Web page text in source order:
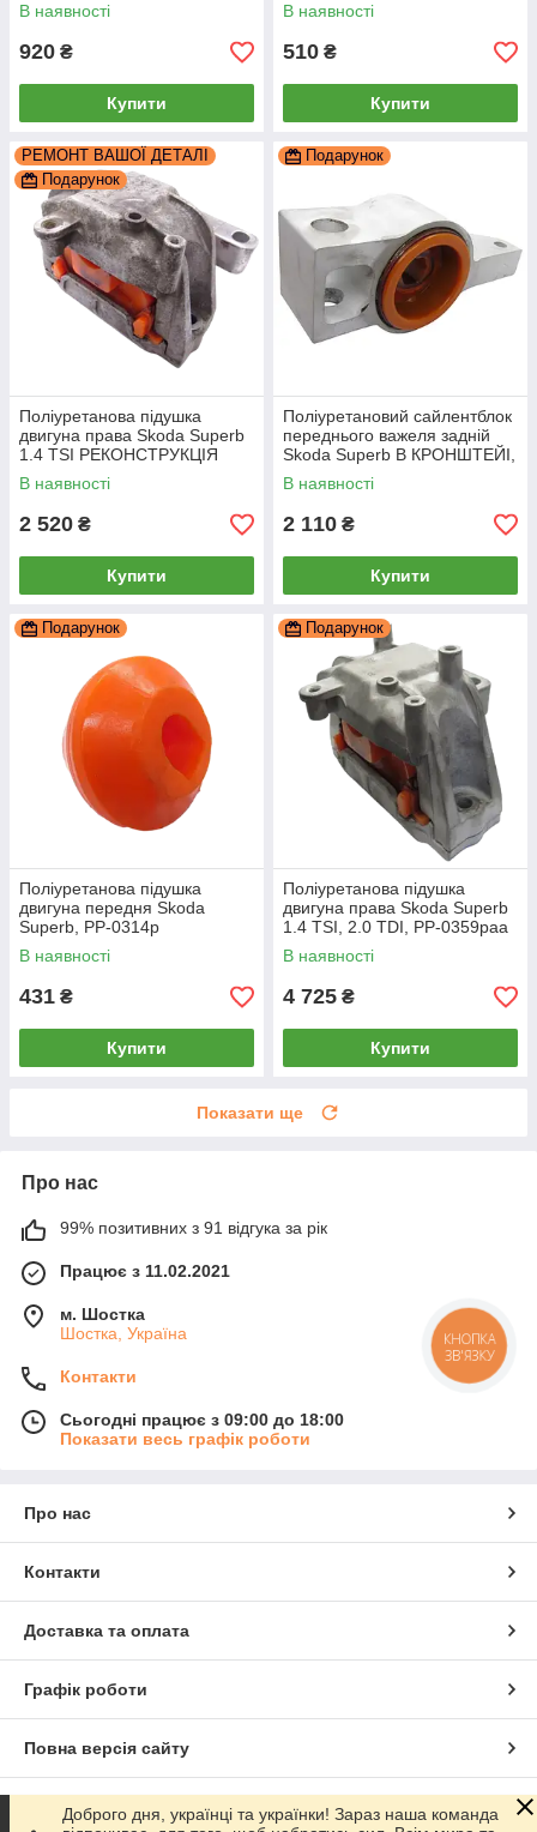
В наявності
920 ₴
Купити
В наявності
510 ₴
Купити
РЕМОНТ ВАШОЇ ДЕТАЛІ
Подарунок
Поліуретанова підушка
двигуна права Skoda Superb
1.4 TSI РЕКОНСТРУКЦІЯ
ВАШОЇ, PP-0359pbe
В наявності
2 520 ₴
Купити
Подарунок
Поліуретановий сайлентблок
переднього важеля задній
Skoda Superb В КРОНШТЕЙІ,
PP-0201da
В наявності
2 110 ₴
Купити
Подарунок
Поліуретанова підушка
двигуна передня Skoda
Superb, PP-0314p
В наявності
431 ₴
Купити
Подарунок
Поліуретанова підушка
двигуна права Skoda Superb
1.4 TSI, 2.0 TDI, PP-0359paa
В наявності
4 725 ₴
Купити
Показати ще
Про нас
99% позитивних з 91 відгука за рік
Працює з 11.02.2021
м. Шостка
Шостка, Україна
Контакти
Сьогодні працює з 09:00 до 18:00
Показати весь графік роботи
Про нас
Контакти
Доставка та оплата
Графік роботи
Повна версія сайту
Сайт створено на маркетплейсіProm.ua
Доброго дня, українці та українки! Зараз наша команда
КНОПКА
ЗВ'ЯЗКУ